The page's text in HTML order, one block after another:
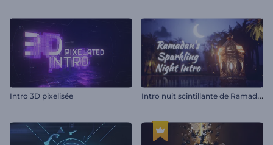
Intro 3D pixelisée I
ntro nuit scintillante de Ramadan